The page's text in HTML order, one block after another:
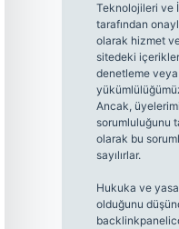
Teknolojileri ve
tarafından
olarak hizmet
sitedeki
denetleme veya
Ancak,
sorumluluğunu
olarak bu
sayılırlar.
Hukuka ve
olduğunu